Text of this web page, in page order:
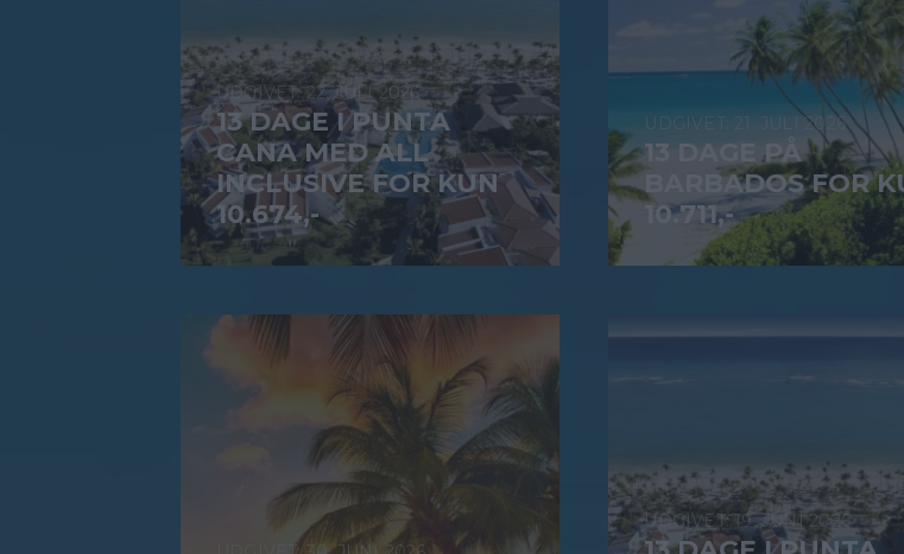
22. JULI 2026
13 DAGE I PUNTA
CANA MED ALL
INCLUSIVE FOR KUN
10.674,-
21. JULI 2026
13 DAGE PÅ
BARBADOS FOR
10.711,-
19. JUNI 2026